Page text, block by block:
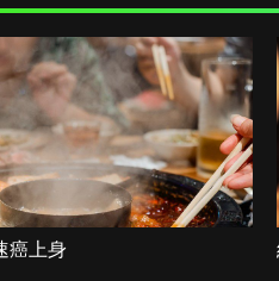
癌上身